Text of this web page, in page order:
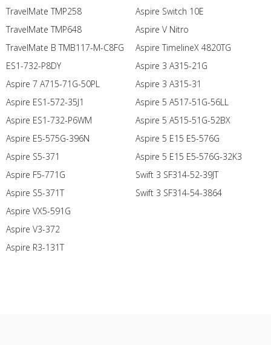
TravelMate TMP258
TravelMate TMP648
TravelMate B TMB117-M-C8FG
ES1-732-P8DY
Aspire 7 A715-71G-50PL
Aspire ES1-572-35J1
Aspire ES1-732-P6WM
Aspire E5-575G-396N
Aspire S5-371
Aspire F5-771G
Aspire S5-371T
Aspire VX5-591G
Aspire V3-372
Aspire R3-131T
Aspire Switch 10E
Aspire V Nitro
Aspire TimelineX 4820TG
Aspire 3 A315-21G
Aspire 3 A315-31
Aspire 5 A517-51G-56LL
Aspire 5 A515-51G-52BX
Aspire 5 E15 E5-576G
Aspire 5 E15 E5-576G-32K3
Swift 3 SF314-52-39JT
Swift 3 SF314-54-3864